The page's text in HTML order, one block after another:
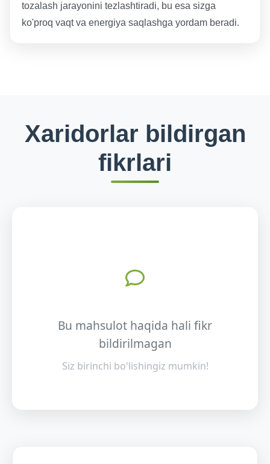
tozalash jarayonini tezlashtiradi, bu esa sizga
ko'proq vaqt va energiya saqlashga yordam beradi.
Xaridorlar bildirgan
fikrlari
Bu mahsulot haqida hali fikr
bildirilmagan
Siz birinchi bo'lishingiz mumkin!